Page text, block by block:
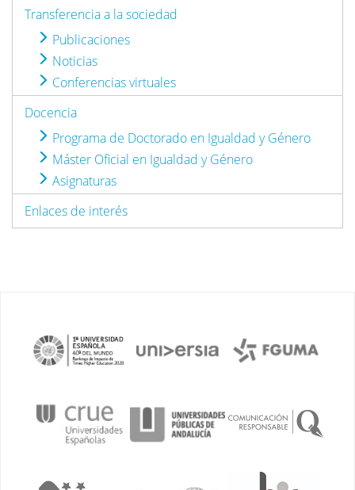
Transferencia a la sociedad
Publicaciones
Noticias
Conferencias virtuales
Docencia
Programa de Doctorado en Igualdad y Género
Máster Oficial en Igualdad y Género
Asignaturas
Enlaces de interés